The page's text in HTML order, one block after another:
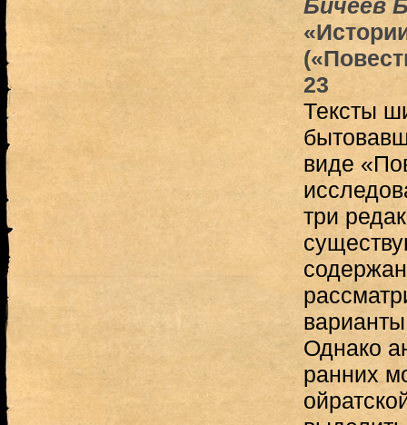
Бичеев
23
Тексты
виде
три
Однако
ранних